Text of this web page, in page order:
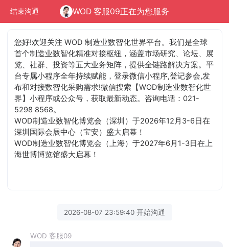
结束沟通 WOD 客服09正在为您服务
您好!欢迎关注 WOD 制造业数智化世界平台。我们是全球
首个制造业数智化精准对接枢纽，涵盖市场研究、论坛、展
览、社群、投资等五大业务矩阵，提供全链路解决方案。平
台专属小程序全年持续赋能，登录微信小程序,登记参会,发
布和对接数智化采购需求!微信搜索【WOD制造业数智化世
界】小程序或公众号，获取最新动态。咨询电话：021-
5298 8568。
WOD制造业数智化博览会（深圳）于2026年12月3-6日在
深圳国际会展中心（宝安）盛大启幕！
WOD制造业数智化博览会（上海）于2027年6月1-3日在上
海世博博览馆盛大启幕！
2026-08-07 23:59:40 开始沟通
WOD 客服09